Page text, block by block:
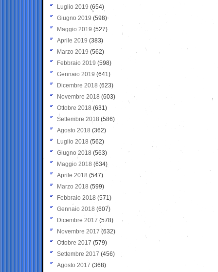
Luglio 2019 (654)
Giugno 2019 (598)
Maggio 2019 (527)
Aprile 2019 (383)
Marzo 2019 (562)
Febbraio 2019 (598)
Gennaio 2019 (641)
Dicembre 2018 (623)
Novembre 2018 (603)
Ottobre 2018 (631)
Settembre 2018 (586)
Agosto 2018 (362)
Luglio 2018 (562)
Giugno 2018 (563)
Maggio 2018 (634)
Aprile 2018 (547)
Marzo 2018 (599)
Febbraio 2018 (571)
Gennaio 2018 (607)
Dicembre 2017 (578)
Novembre 2017 (632)
Ottobre 2017 (579)
Settembre 2017 (456)
Agosto 2017 (368)